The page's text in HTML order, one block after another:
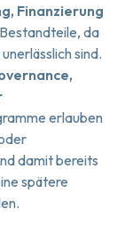
Finanzierung
da
sind.
erlauben
damit bereits
spätere